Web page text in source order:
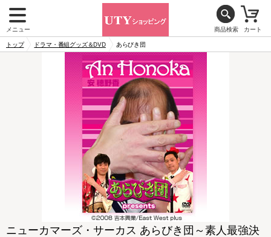
メニュー 商品検索 カート
トップ ドラマ・番組グッズ＆DVD あらびき団
ニューカマーズ・サーカス あらびき団～素人最強決